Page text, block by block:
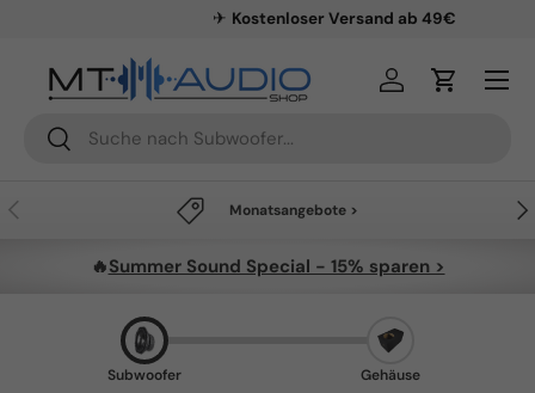
Kostenloser Versand ab 49€
Suchen
Suchen
Einloggen
Menü
Vorherige Monatsangebote >
🔥Summer Sound Special - 15% sparen >
Subwoofer Gehäuse